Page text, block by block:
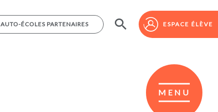
AUTO-ÉCOLES PARTENAIRES ESPACE ÉLÈVE
MENU
AUTO-ÉCOLES PARTENAIRES ESPACE ÉLÈVE